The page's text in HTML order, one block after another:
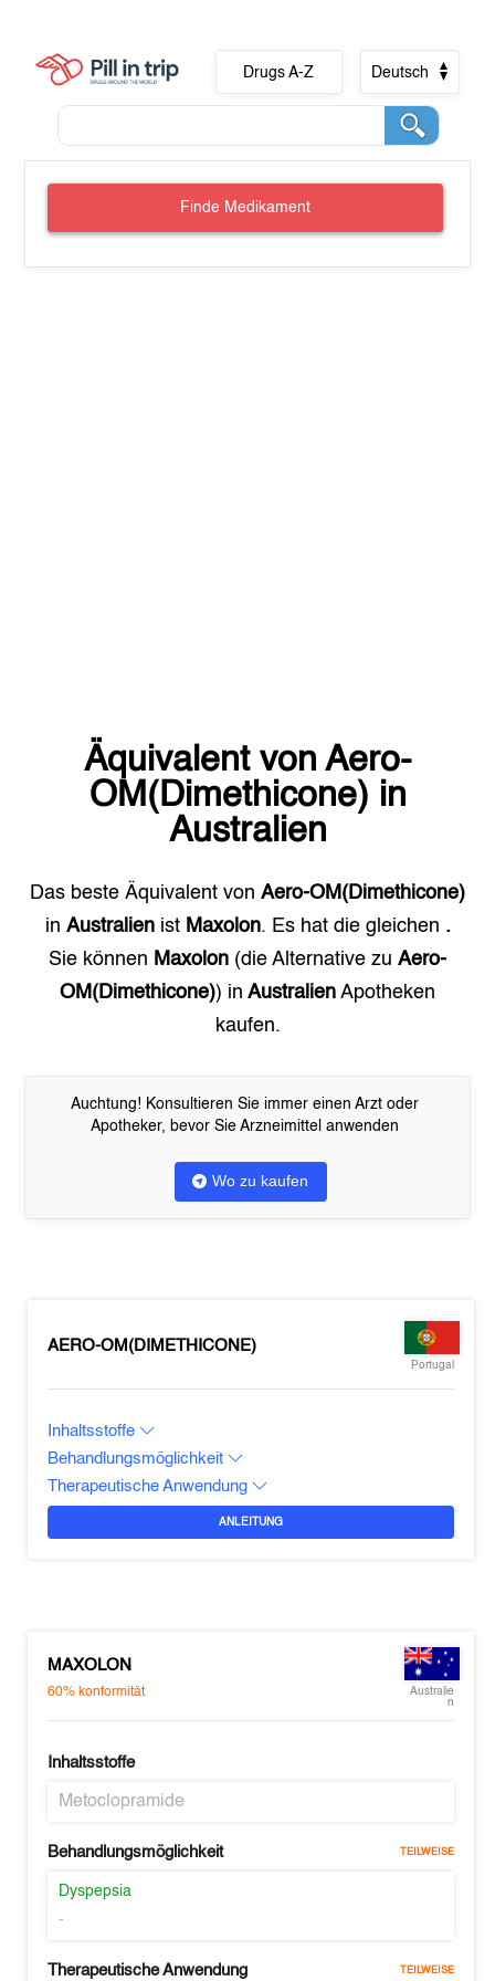
Drugs A-Z Deutsch
Finde Medikament
Äquivalent von Aero-
OM(Dimethicone) in
Australien
Das beste Äquivalent von Aero-OM(Dimethicone)
in Australienist Maxolon. Es hat die gleichen .
Sie können Maxolon (die Alternative zu Aero-
OM(Dimethicone)) in Australien Apotheken
kaufen.
Auchtung! Konsultieren Sie immer einen Arzt oder
Apotheker, bevor Sie Arzneimittel anwenden
Wo zu kaufen
AERO-OM(DIMETHICONE)
Portugal
Inhaltsstoffe
Behandlungsmöglichkeit
Therapeutische Anwendung
ANLEITUNG
MAXOLON
60% konformität
Australie
n
Inhaltsstoffe
Metoclopramide
Behandlungsmöglichkeit TEILWEISE
Dyspepsia
-
Therapeutische Anwendung TEILWEISE